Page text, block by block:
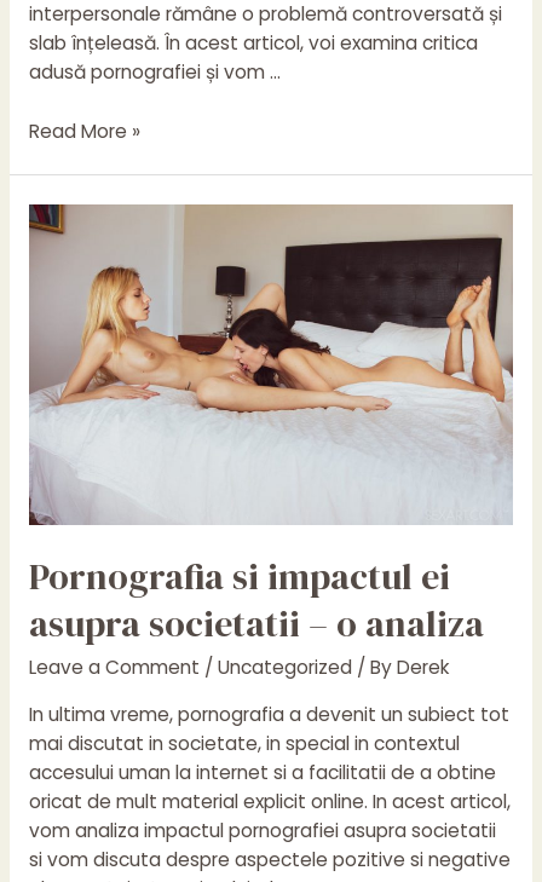
interpersonale rămâne o problemă controversată și
slab înțeleasă. În acest articol, voi examina critica
adusă pornografiei și vom …
Pornografie
ei
societății
perspectivă
critică
Read More »
Pornografia si impactul ei
asupra societatii – o analiza
Leave a Comment / Uncategorized/ ByDerek
In ultima vreme, pornografia a devenit un subiect tot
mai discutat in societate, in special in contextul
accesului uman la internet si a facilitatii de a obtine
oricat de mult material explicit online. In acest articol,
vom analiza impactul pornografiei asupra societatii
si vom discuta despre aspectele pozitive si negative